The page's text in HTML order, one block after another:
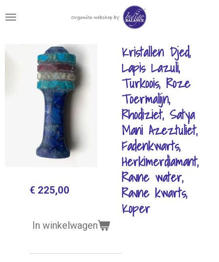
direct
hoofdinhoud
Kristallen Djed,
Lapis Lazuli,
Turkoois, Roze
Toermalijn,
Rhodiziet, Satya
Mani Azeztuliet,
Fadenkwarts,
Herkimerdiamant,
Ravne water,
Ravne kwarts,
Koper
€ 225,00
In winkelwagen